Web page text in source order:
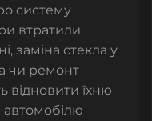
систему
втратили
заміна стекла у
чи ремонт
відновити їхню
автомобілю